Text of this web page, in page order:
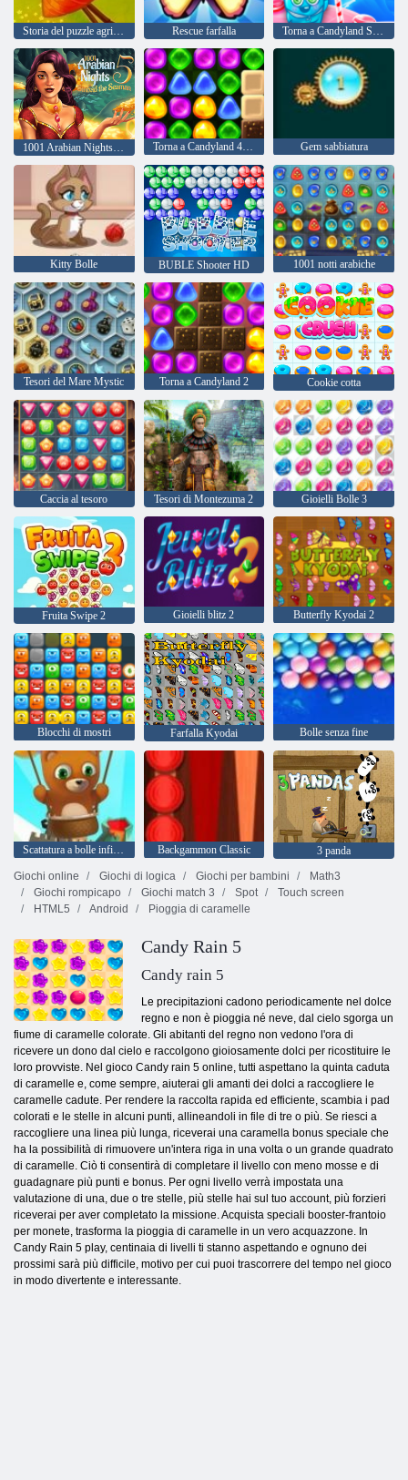
Rescue farfalla
1001 Arabian Nights 5: Sinbad the Seaman Torna a Candyland 4: Lollipop Garden Gem sabbiatura
Kitty Bolle BUBLE Shooter HD 1001 notti arabiche
Tesori del Mare Mystic Torna a Candyland 2 Cookie cotta
Caccia al tesoro Tesori di Montezuma 2 Gioielli Bolle 3
Fruita Swipe 2 Gioielli blitz 2 Butterfly Kyodai 2
Blocchi di mostri Farfalla Kyodai Bolle senza fine
Backgammon Classic
3 panda
Giochi online
Giochi di logica Giochi per bambini
Math3
Giochi rompicapo
Giochi match 3 Spot
Touch screen
HTML5
Android Pioggia di caramelle
Candy Rain 5
Candy rain 5
Le precipitazioni cadono periodicamente nel dolce
regno e non è pioggia né neve, dal cielo sgorga un
fiume di caramelle colorate. Gli abitanti del regno non vedono l'ora di
ricevere un dono dal cielo e raccolgono gioiosamente dolci per ricostituire le
loro provviste. Nel gioco Candy rain 5 online, tutti aspettano la quinta caduta
di caramelle e, come sempre, aiuterai gli amanti dei dolci a raccogliere le
caramelle cadute. Per rendere la raccolta rapida ed efficiente, scambia i pad
colorati e le stelle in alcuni punti, allineandoli in file di tre o più. Se riesci a
raccogliere una linea più lunga, riceverai una caramella bonus speciale che
ha la possibilità di rimuovere un'intera riga in una volta o un grande quadrato
di caramelle. Ciò ti consentirà di completare il livello con meno mosse e di
guadagnare più punti e bonus. Per ogni livello verrà impostata una
valutazione di una, due o tre stelle, più stelle hai sul tuo account, più forzieri
riceverai per aver completato la missione. Acquista speciali booster-frantoio
per monete, trasforma la pioggia di caramelle in un vero acquazzone. In
Candy Rain 5 play, centinaia di livelli ti stanno aspettando e ognuno dei
prossimi sarà più difficile, motivo per cui puoi trascorrere del tempo nel gioco
in modo divertente e interessante.